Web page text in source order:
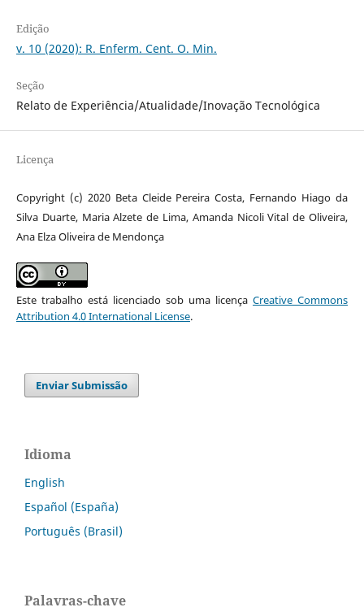
Edição
v. 10 (2020): R. Enferm. Cent. O. Min.
Seção
Relato de Experiência/Atualidade/Inovação Tecnológica
Licença
Copyright (c) 2020 Beta Cleide Pereira Costa, Fernando Hiago da
Silva Duarte, Maria Alzete de Lima, Amanda Nicoli Vital de Oliveira,
Ana Elza Oliveira de Mendonça
Este trabalho está licenciado sob uma licençaCreative Commons
Attribution 4.0 International License.
Enviar Submissão
Idioma
English
Español (España)
Português (Brasil)
Palavras-chave